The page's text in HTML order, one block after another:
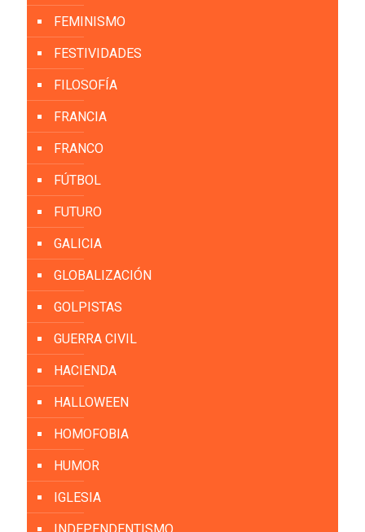
FEMINISMO
FESTIVIDADES
FILOSOFÍA
FRANCIA
FRANCO
FÚTBOL
FUTURO
GALICIA
GLOBALIZACIÓN
GOLPISTAS
GUERRA CIVIL
HACIENDA
HALLOWEEN
HOMOFOBIA
HUMOR
IGLESIA